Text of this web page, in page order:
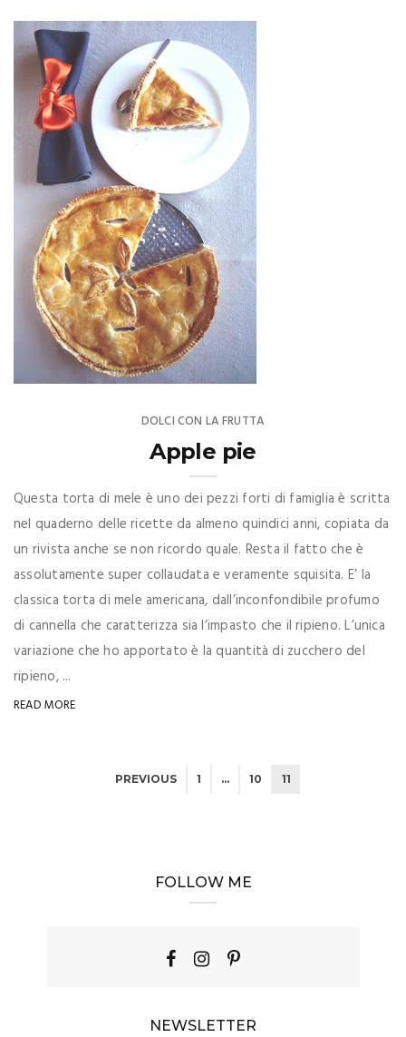
DOLCI CON LA FRUTTA
Apple pie
Questa torta di mele è uno dei pezzi forti di famiglia è scritta
nel quaderno delle ricette da almeno quindici anni, copiata da
un rivista anche se non ricordo quale. Resta il fatto che è
assolutamente super collaudata e veramente squisita. E’ la
classica torta di mele americana, dall’inconfondibile profumo
di cannella che caratterizza sia l’impasto che il ripieno. L’unica
variazione che ho apportato è la quantità di zucchero del
ripieno, ...
READ MORE
PREVIOUS 1 … 10 11
FOLLOW ME
NEWSLETTER